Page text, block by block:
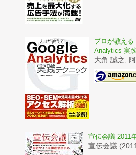
プロが教える
Analytics 実
大角 誠之,
宣伝会議 2011
宣伝会議